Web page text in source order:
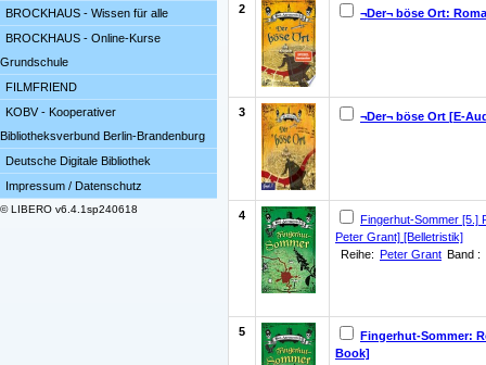
BROCKHAUS - Wissen für alle
BROCKHAUS - Online-Kurse
Grundschule
FILMFRIEND
KOBV - Kooperativer
Bibliotheksverbund Berlin-Brandenburg
Deutsche Digitale Bibliothek
Impressum / Datenschutz
© LIBERO v6.4.1sp240618
2 ¬Der¬ böse Ort:
3 ¬Der¬ böse Ort [E-
4
Fingerhut-Sommer [5.]
Peter Grant] [Belletristik]
Reihe: Peter Grant Band :
5
Fingerhut-Sommer:
Book]